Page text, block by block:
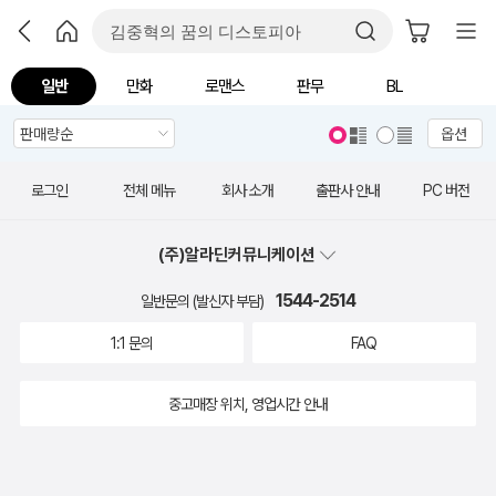
일반 만화 로맨스 판무 BL
옵션
로그인 전체 메뉴 회사 소개 출판사 안내 PC 버전
(주)알라딘커뮤니케이션
일반문의 (발신자 부담) 1544-2514
1:1 문의 FAQ
중고매장 위치, 영업시간 안내